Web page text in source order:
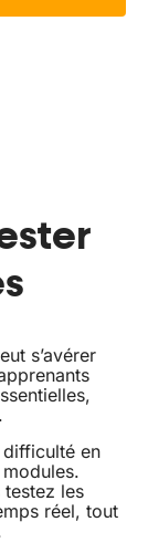
s’avérer
en
testez les
réel, tout